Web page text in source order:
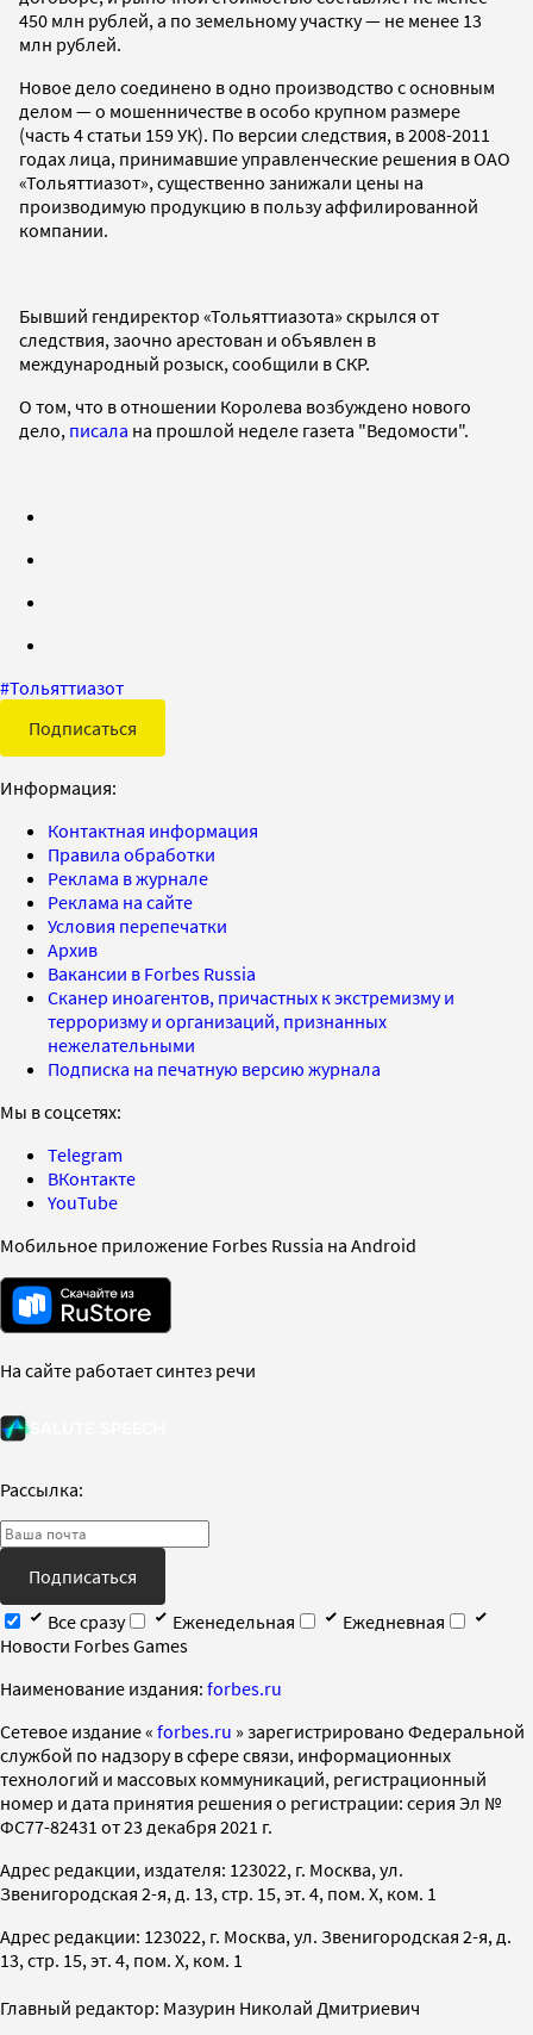
450 млн рублей, а по земельному участку — не менее 13
млн рублей.
Новое дело соединено в одно производство с основным
делом — о мошенничестве в особо крупном размере
(часть 4 статьи 159 УК). По версии следствия, в 2008-2011
годах лица, принимавшие управленческие решения в ОАО
«Тольяттиазот», существенно занижали цены на
производимую продукцию в пользу аффилированной
компании.
Бывший гендиректор «Тольяттиазота» скрылся от
следствия, заочно арестован и объявлен в
международный розыск, сообщили в СКР.
О том, что в отношении Королева возбуждено нового
дело, писала на прошлой неделе газета "Ведомости".
#Тольяттиазот
Подписаться
Информация:
Контактная информация
Правила обработки
Реклама в журнале
Реклама на сайте
Условия перепечатки
Архив
Вакансии в Forbes Russia
Сканер иноагентов, причастных к экстремизму и
терроризму и организаций, признанных
нежелательными
Подписка на печатную версию журнала
Мы в соцсетях:
Telegram
ВКонтакте
YouTube
Мобильное приложение Forbes Russia на Android
На сайте работает синтез речи
Рассылка:
Подписаться
Все сразу
Еженедельная
Ежедневная
Новости Forbes Games
Наименование издания: forbes.ru
Cетевое издание « forbes.ru » зарегистрировано Федеральной
службой по надзору в сфере связи, информационных
технологий и массовых коммуникаций, регистрационный
номер и дата принятия решения о регистрации: серия Эл №
ФС77-82431 от 23 декабря 2021 г.
Адрес редакции, издателя: 123022, г. Москва, ул.
Звенигородская 2-я, д. 13, стр. 15, эт. 4, пом. X, ком. 1
Адрес редакции: 123022, г. Москва, ул. Звенигородская 2-я, д.
13, стр. 15, эт. 4, пом. X, ком. 1
Главный редактор: Мазурин Николай Дмитриевич